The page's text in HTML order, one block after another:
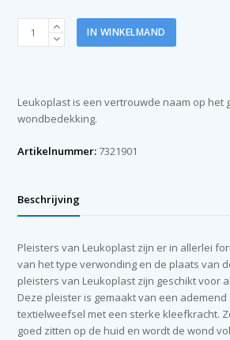
Leukoplast
Elastic
1
m
IN WINKELMAND
Leukoplast is een vertrouwde naam op het
wondbedekking.
Artikelnummer:7321901
Beschrijving
Pleisters van Leukoplast zijn er in allerlei
van het type verwonding en de plaats van
pleisters van Leukoplast zijn geschikt voor
Deze pleister is gemaakt van een
textielweefsel met een sterke kleefkracht.
goed zitten op de huid en wordt de wond